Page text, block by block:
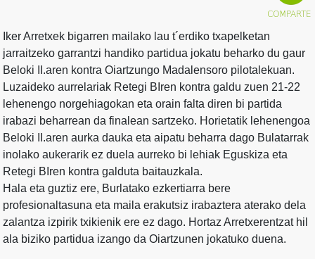
Iker Arretxek bigarren mailako lau t´erdiko txapelketan
jarraitzeko garrantzi handiko partidua jokatu beharko du gaur
Beloki II.aren kontra Oiartzungo Madalensoro pilotalekuan.
Luzaideko aurrelariak Retegi BIren kontra galdu zuen 21-22
lehenengo norgehiagokan eta orain falta diren bi partida
irabazi beharrean da finalean sartzeko. Horietatik lehenengoa
Beloki II.aren aurka dauka eta aipatu beharra dago Bulatarrak
inolako aukerarik ez duela aurreko bi lehiak Eguskiza eta
Retegi BIren kontra galduta baitauzkala.
Hala eta guztiz ere, Burlatako ezkertiarra bere
profesionaltasuna eta maila erakutsiz irabaztera aterako dela
zalantza izpirik txikienik ere ez dago. Hortaz Arretxerentzat hil
ala biziko partidua izango da Oiartzunen jokatuko duena.